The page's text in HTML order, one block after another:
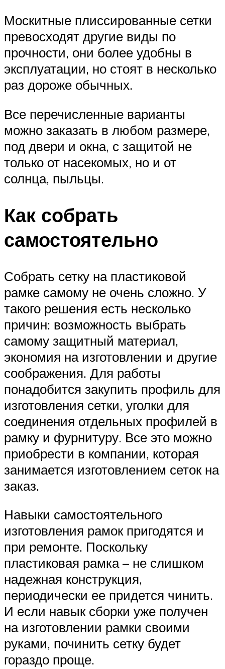
Москитные плиссированные сетки
превосходят другие виды по
прочности, они более удобны в
эксплуатации, но стоят в несколько
раз дороже обычных.
Все перечисленные варианты
можно заказать в любом размере,
под двери и окна, с защитой не
только от насекомых, но и от
солнца, пыльцы.
Как собрать
самостоятельно
Собрать сетку на пластиковой
рамке самому не очень сложно. У
такого решения есть несколько
причин: возможность выбрать
самому защитный материал,
экономия на изготовлении и другие
соображения. Для работы
понадобится закупить профиль для
изготовления сетки, уголки для
соединения отдельных профилей в
рамку и фурнитуру. Все это можно
приобрести в компании, которая
занимается изготовлением сеток на
заказ.
Навыки самостоятельного
изготовления рамок пригодятся и
при ремонте. Поскольку
пластиковая рамка – не слишком
надежная конструкция,
периодически ее придется чинить.
И если навык сборки уже получен
на изготовлении рамки своими
руками, починить сетку будет
гораздо проще.